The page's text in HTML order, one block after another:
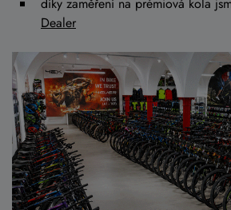
Dealer